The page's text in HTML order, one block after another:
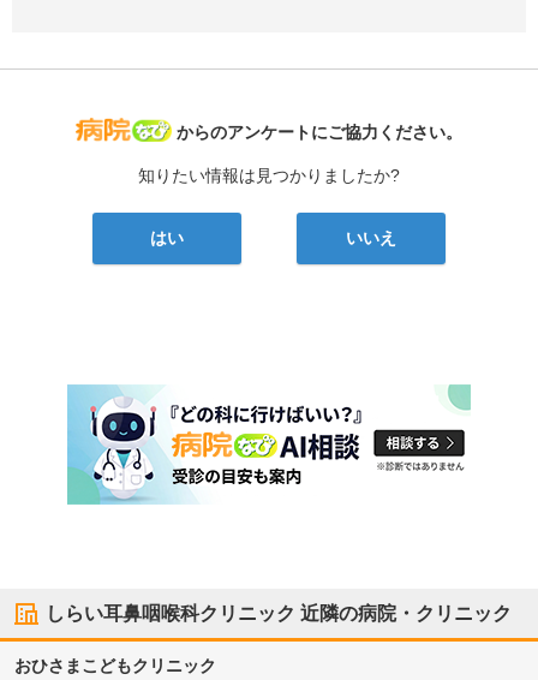
病院なび
からのアンケートにご協力ください。
知りたい情報は見つかりましたか?
はい いいえ
しらい耳鼻咽喉科クリニック 近隣の病院・クリニック
おひさまこどもクリニック